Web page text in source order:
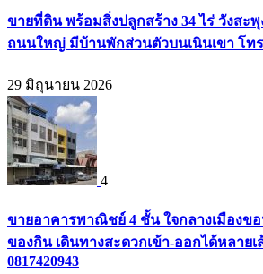
ขายที่ดิน พร้อมสิ่งปลูกสร้าง 34 ไร่ วังสะพุ
ถนนใหญ่ มีบ้านพักส่วนตัวบนเนินเขา โทร
29 มิถุนายน 2026
4
ขายอาคารพาณิชย์ 4 ชั้น ใจกลางเมืองข
ของกิน เดินทางสะดวกเข้า-ออกได้หลาย
0817420943